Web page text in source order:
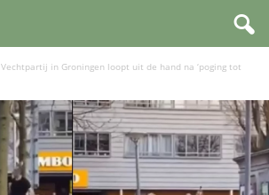
Vechtpartij in Groningen loopt uit de hand na ‘poging tot